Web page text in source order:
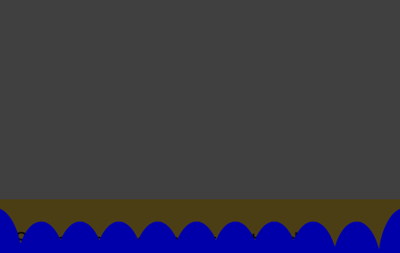
Suivez toutes les actualités du